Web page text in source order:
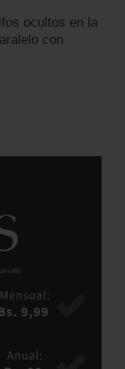
ocultos en la
con